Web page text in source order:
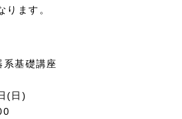
ります。
系基礎講座
(日)